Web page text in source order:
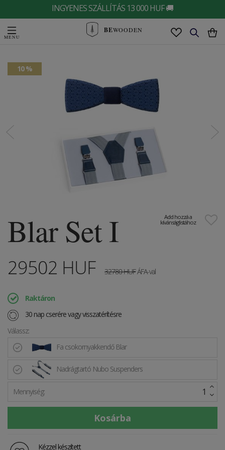
INGYENES SZÁLLÍTÁS 13 000 HUF 🚚
BEWOODEN
10 %
Add hozzá a
kívánságlistához
Blar Set I
29502 HUF 32780HUFÁFA-val
Raktáron
30 nap cserére vagy visszatérítésre
Válassz:
Fa csokornyakkendő Blar
Nadrágtartó Nubo Suspenders
Mennyiség:
Kézzel készített